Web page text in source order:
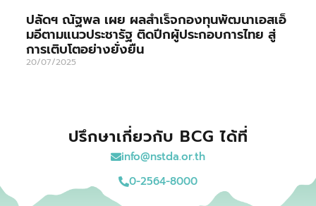
ปลัดฯ ณัฐพล เผย ผลสำเร็จกองทุนพัฒนาเอสเอ็
มอีตามแนวประชารัฐ ติดปีกผู้ประกอบการไทย สู่
การเติบโตอย่างยั่งยืน
20/07/2025
ปรึกษาเกี่ยวกับ BCG ได้ที่
info@nstda.or.th
0-2564-8000